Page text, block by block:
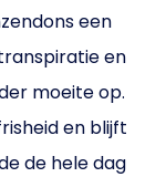
een
en
moeite op.
en blijft
de hele dag